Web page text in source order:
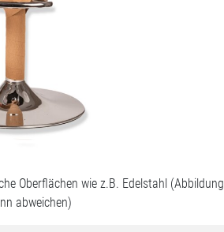
Oberflächen wie z.B. Edelstahl (Abbildung
abweichen)